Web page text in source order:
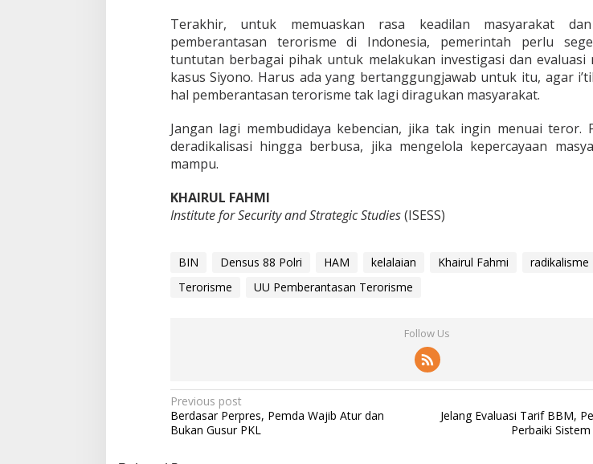
Terakhir, untuk memuaskan rasa keadilan masyarakat
pemberantasan terorisme di Indonesia, pemerintah perlu
tuntutan berbagai pihak untuk melakukan investigasi dan evaluasi
kasus Siyono. Harus ada yang bertanggungjawab untuk itu, agar
hal pemberantasan terorisme tak lagi diragukan masyarakat.
Jangan lagi membudidaya kebencian, jika tak ingin menuai teror.
deradikalisasi hingga berbusa, jika mengelola kepercayaan
mampu.
KHAIRUL FAHMI
Institute for Security and Strategic Studies(ISESS)
BIN Densus 88 Polri HAM kelalaian Khairul Fahmi radikalisme
Terorisme
UU Pemberantasan Terorisme
Follow Us
P
o
Previous post
Berdasar Perpres, Pemda Wajib Atur dan
Bukan Gusur PKL
Jelang Evaluasi Tarif BBM,
Perbaiki